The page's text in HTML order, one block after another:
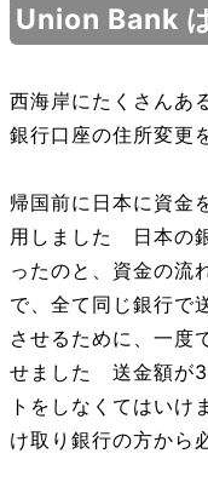
Union Bank
西海岸にたくさん
銀行口座の住所変更
帰国前に日本に資金
用しました 日本の
ったのと、資金の流
で、全て同じ銀行
させるために、一度
せました 送金額が
トをしなくてはい
け取り銀行の方から